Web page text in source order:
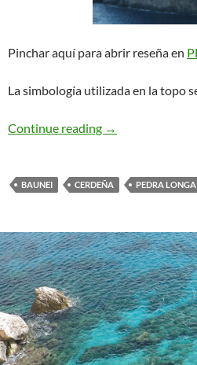
Pinchar aquí para abrir reseña en
La simbología utilizada en la topo
Continue reading Marinaio di
→
BAUNEI CERDEÑA PEDRA LONGA